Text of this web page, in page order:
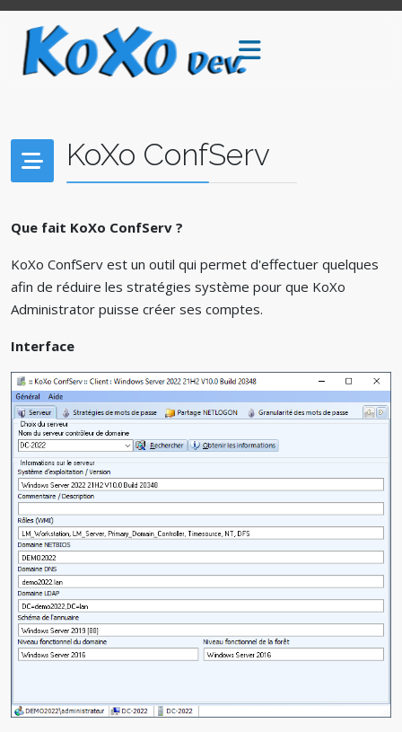
KoXo ConfServ
Que fait KoXo ConfServ ?
KoXo ConfServ est un outil qui permet d'effectuer quelques
afin de réduire les stratégies système pour que KoXo
Administrator puisse créer ses comptes.
Interface